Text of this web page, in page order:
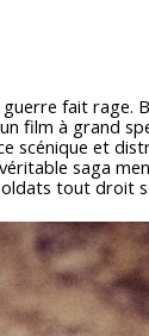
fait
film à grand
scénique et
saga
tout droit